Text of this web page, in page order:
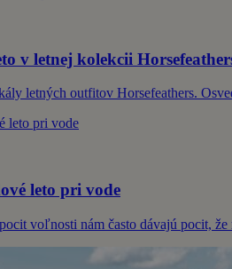
v letnej kolekcii
letných outfitov Horsefeathers.
leto pri vode
voľnosti nám často dávajú pocit,